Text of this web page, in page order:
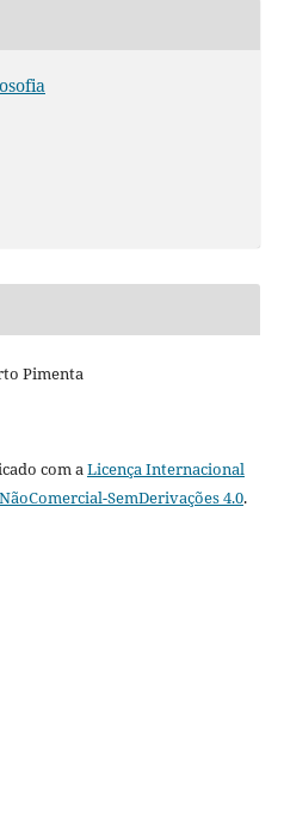
Pimenta
com aLicença Internacional
SemDerivações 4.0.